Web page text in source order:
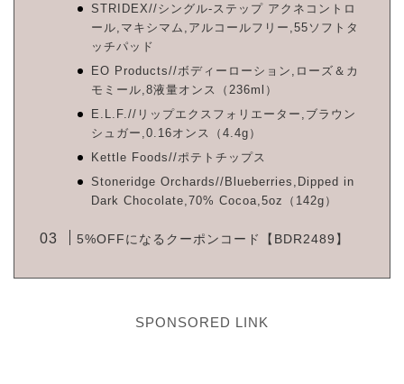
STRIDEX//シングル-ステップ アクネコントロ
ール,マキシマム,アルコールフリー,55ソフトタ
ッチパッド
EO Products//ボディーローション,ローズ＆カ
モミール,8液量オンス（236ml）
E.L.F.//リップエクスフォリエーター,ブラウン
シュガー,0.16オンス（4.4g）
Kettle Foods//ポテトチップス
Stoneridge Orchards//Blueberries,Dipped in
Dark Chocolate,70% Cocoa,5oz（142g）
5%OFFになるクーポンコード【BDR2489】
SPONSORED LINK